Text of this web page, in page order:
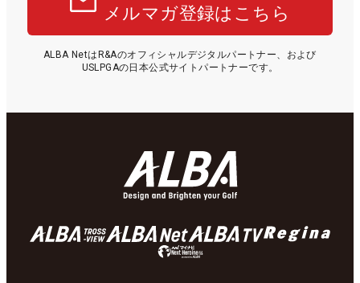
メルマガ登録はこちら
ALBA NetはR&Aのオフィシャルデジタルパートナー、および
USLPGAの日本公式サイトパートナーです。